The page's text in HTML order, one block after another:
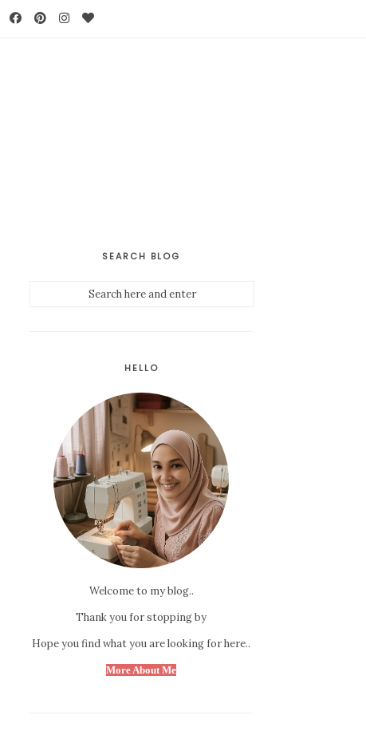
SEARCH BLOG
HELLO
Welcome to my blog..
Thank you for stopping by
Hope you find what you are looking for here..
More About Me